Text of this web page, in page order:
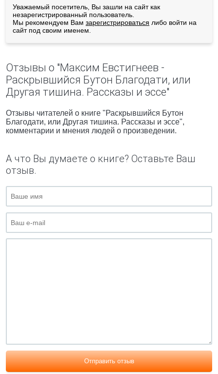
Уважаемый посетитель, Вы зашли на сайт как
незарегистрированный пользователь.
Мы рекомендуем Вам зарегистрироваться либо войти на
сайт под своим именем.
Отзывы о "Максим Евстигнеев -
Раскрывшийся Бутон Благодати, или
Другая тишина. Рассказы и эссе"
Отзывы читателей о книге "Раскрывшийся Бутон
Благодати, или Другая тишина. Рассказы и эссе",
комментарии и мнения людей о произведении.
А что Вы думаете о книге? Оставьте Ваш
отзыв.
Отправить отзыв